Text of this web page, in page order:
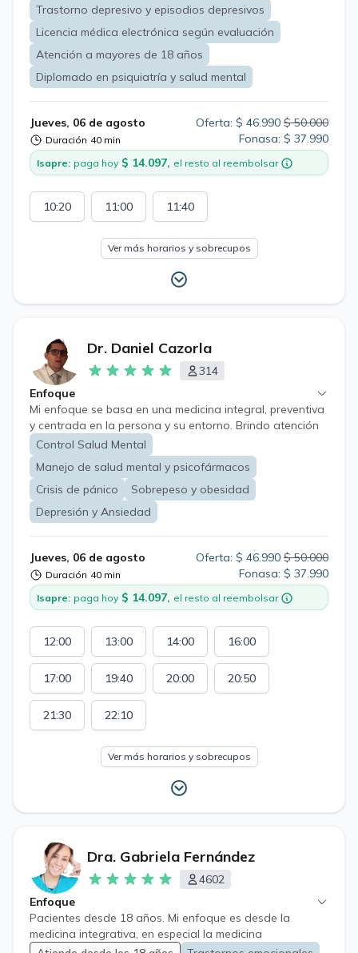
correcta y adecuada información científica con claridad
y evidencia.
Trastorno depresivo y episodios depresivos
Licencia médica electrónica según evaluación
Atención a mayores de 18 años
Diplomado en psiquiatría y salud mental
Jueves, 06 de agosto
Duración 40 min
Oferta: $ 46.990 $ 50.000
Fonasa: $ 37.990
Isapre: paga hoy $ 14.097, el resto al reembolsar
10:20 11:00 11:40
Ver más horarios y sobrecupos
Dr. Daniel Cazorla
314
Enfoque
Mi enfoque se basa en una medicina integral, preventiva
y centrada en la persona y su entorno. Brindo atención
a pacientes de todas las edades, desde niños hasta
adultos mayores, mediante una evaluación
individualizada que considera su estado de salud,
antecedentes, estilo de vida, contexto familiar y
objetivos personales. Mi práctica se enfoca
especialmente en la medicina general, la salud mental, la
obesidad y las alteraciones del peso, priorizando el
diagnóstico oportuno, tratamientos basados en
evidencia científica y planes terapéuticos
personalizados. Mi objetivo es acompañar a cada
paciente con una atención cercana, clara, promoviendo
vida. Salud Mental: evaluación, diagnóstico y
seguimiento de trastornos de ansiedad, depresión,
trastornos adaptativos, estrés, insomnio, síndrome de
burnout, duelo, crisis emocionales entre otras. Receta
Retenida Receta Cheque Licencia Medica Electronica
LME
Control Salud Mental
Manejo de salud mental y psicofármacos
Crisis de pánico
Sobrepeso y obesidad
Depresión y Ansiedad
Jueves, 06 de agosto
Duración 40 min
Oferta: $ 46.990 $ 50.000
Fonasa: $ 37.990
Isapre: paga hoy $ 14.097, el resto al reembolsar
12:00 13:00 14:00 16:00
17:00 19:40 20:00 20:50
21:30 22:10
Ver más horarios y sobrecupos
Dra. Gabriela Fernández
4602
Enfoque
Pacientes desde 18 años. Mi enfoque es desde la
medicina integrativa, en especial la medicina
biorreguladora de sistemas, buscando las causas de